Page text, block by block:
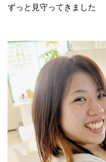
ずっと見守ってきました